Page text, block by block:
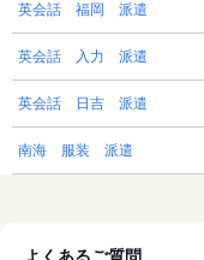
英会話 福岡 派遣
英会話 入力 派遣
英会話 日吉 派遣
南海 服装 派遣